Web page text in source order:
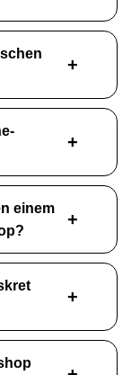
einem